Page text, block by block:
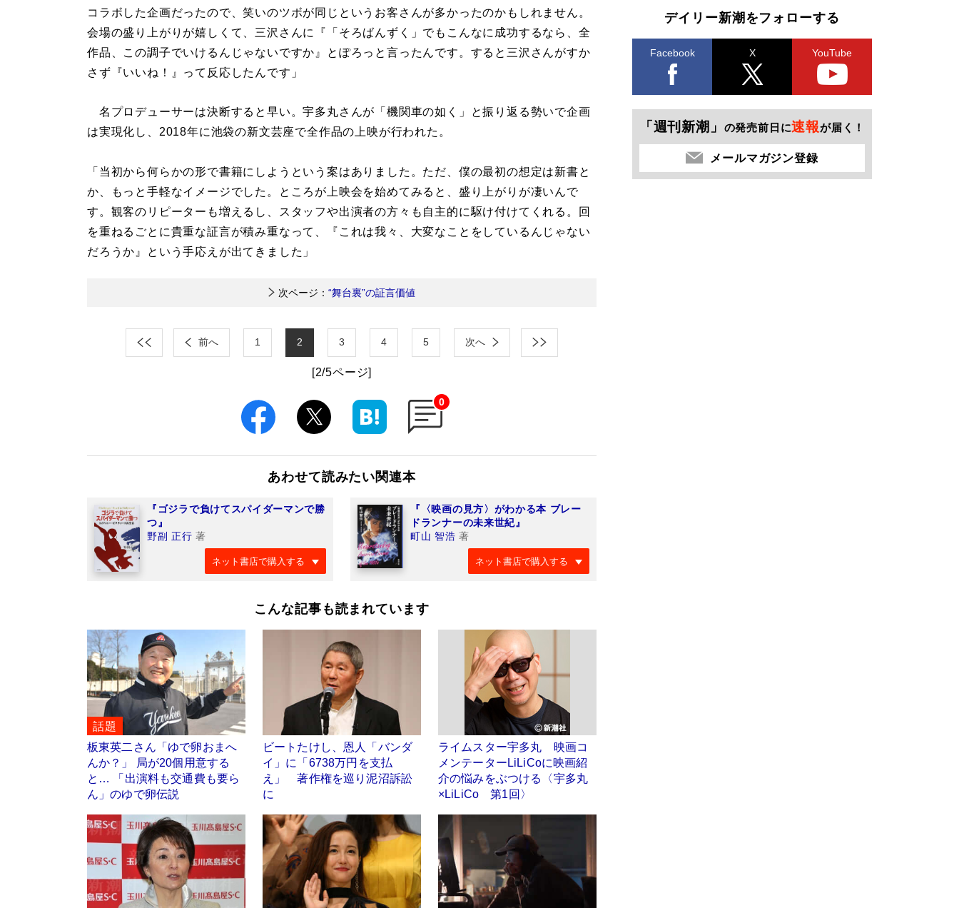
コラボした企画だったので、笑いのツボが同じというお客さんが多かったのかもしれません。
会場の盛り上がりが嬉しくて、三沢さんに『「そろばんずく」でもこんなに成功するなら、全
作品、この調子でいけるんじゃないですか』とぽろっと言ったんです。すると三沢さんがすか
さず『いいね！』って反応したんです」
名プロデューサーは決断すると早い。宇多丸さんが「機関車の如く」と振り返る勢いで企画
は実現化し、2018年に池袋の新文芸座で全作品の上映が行われた。
「当初から何らかの形で書籍にしようという案はありました。ただ、僕の最初の想定は新書と
か、もっと手軽なイメージでした。ところが上映会を始めてみると、盛り上がりが凄いんで
す。観客のリピーターも増えるし、スタッフや出演者の方々も自主的に駆け付けてくれる。回
を重ねるごとに貴重な証言が積み重なって、『これは我々、大変なことをしているんじゃない
だろうか』という手応えが出てきました」
次ページ： “舞台裏”の証言価値
前へ 1 2 3 4 5 次へ
[2/5ページ]
0
あわせて読みたい関連本
『ゴジラで負けてスパイダーマンで勝
つ』
野副 正行 著
ネット書店で購入する
『〈映画の見方〉がわかる本 ブレー
ドランナーの未来世紀』
町山 智浩 著
ネット書店で購入する
こんな記事も読まれています
話題
板東英二さん「ゆで卵おまへ
んか？」 局が20個用意する
と… 「出演料も交通費も要ら
ん」のゆで卵伝説
ビートたけし、恩人「バンダ
イ」に「6738万円を支払
え」 著作権を巡り泥沼訴訟
に
ライムスター宇多丸 映画コ
メンテーターLiLiCoに映画紹
介の悩みをぶつける〈宇多丸
×LiLiCo 第1回〉
デイリー新潮をフォローする
Facebook X YouTube
「週刊新潮」 の発売前日に速報が届く！
メールマガジン登録